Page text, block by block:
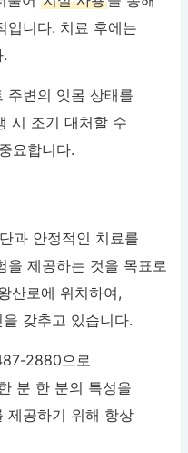
입니다. 치료 후에는
주변의 잇몸 상태를
시 조기 대처할 수
요합니다.
과 안정적인 치료를
을 제공하는 것을 목표로
산로에 위치하여,
갖추고 있습니다.
2880으로
분 한 분의 특성을
제공하기 위해 항상